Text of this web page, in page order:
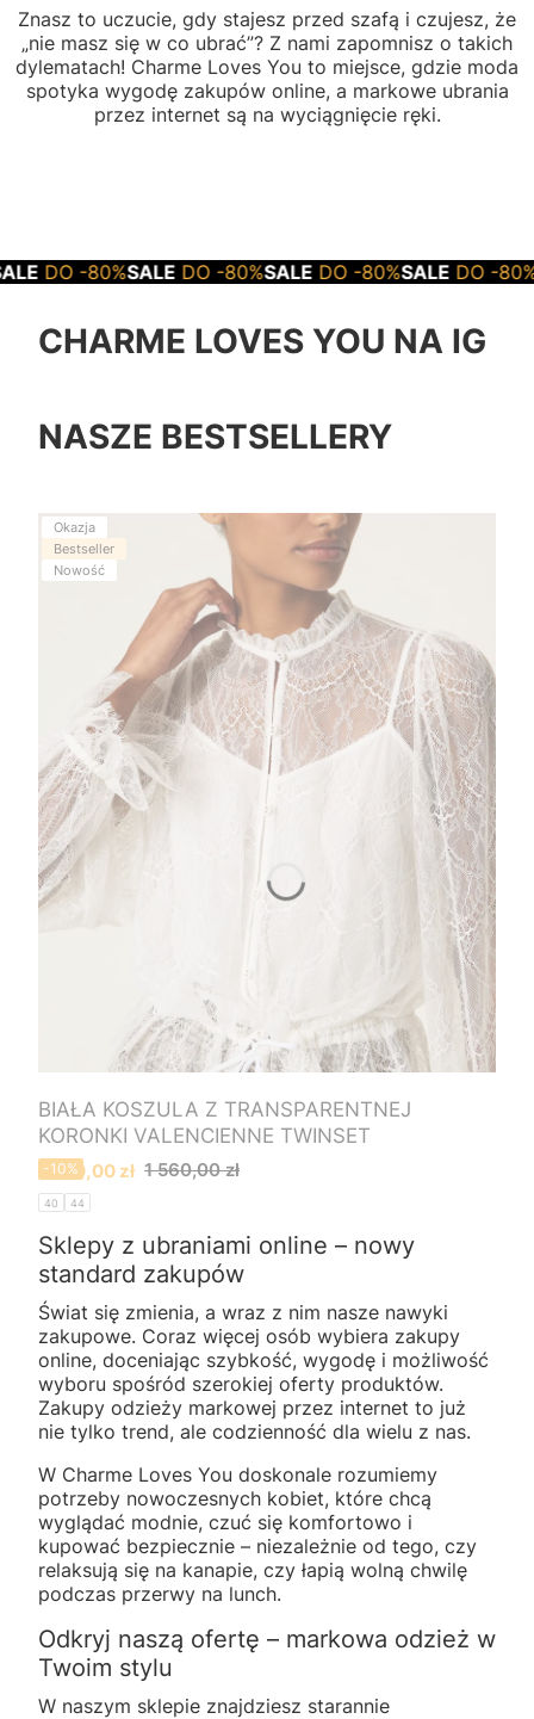
Znasz to uczucie, gdy stajesz przed szafą i czujesz, że
„nie masz się w co ubrać”? Z nami zapomnisz o takich
dylematach! Charme Loves You to miejsce, gdzie moda
spotyka wygodę zakupów online, a markowe ubrania
przez internet są na wyciągnięcie ręki.
SALE DO -80%SALE DO -80%SALE DO -80%SALE DO -
CHARME LOVES YOU NA IG
NASZE BESTSELLERY
Okazja
Bestseller
Nowość
BIAŁA KOSZULA Z TRANSPARENTNEJ
KORONKI VALENCIENNE TWINSET
Cena promocyjna
1 400,00 zł 1 560,00 zł
-10%
40 44
Sklepy z ubraniami online – nowy
standard zakupów
Świat się zmienia, a wraz z nim nasze nawyki
zakupowe. Coraz więcej osób wybiera zakupy
online, doceniając szybkość, wygodę i możliwość
wyboru spośród szerokiej oferty produktów.
Zakupy odzieży markowej przez internet to już
nie tylko trend, ale codzienność dla wielu z nas.
W Charme Loves You doskonale rozumiemy
potrzeby nowoczesnych kobiet, które chcą
wyglądać modnie, czuć się komfortowo i
kupować bezpiecznie – niezależnie od tego, czy
relaksują się na kanapie, czy łapią wolną chwilę
podczas przerwy na lunch.
Odkryj naszą ofertę – markowa odzież w
Twoim stylu
W naszym sklepie znajdziesz starannie